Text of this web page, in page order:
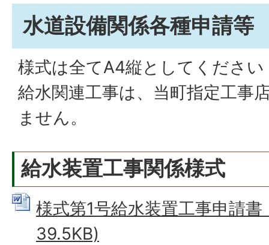
水道設備関係各種申請等
様式は全てA4縦としてください
給水関連工事は、当町指定工事
ません。
給水装置工事関係様式
様式第1号給水装置工事申請
39.5KB)